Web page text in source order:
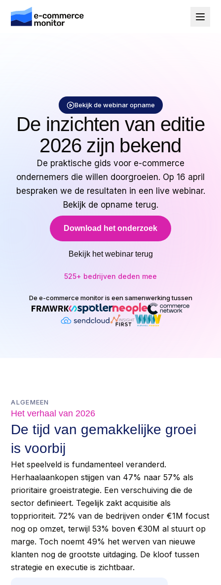
Bekijk de webinar opname
De inzichten van editie
2026 zijn bekend
De praktische gids voor e-commerce
ondernemers die willen doorgroeien. Op 16 april
bespraken we de resultaten in een live webinar.
Bekijk de opname terug.
Download het onderzoek
Bekijk het webinar terug
525+ bedrijven deden mee
De e-commerce monitor is een samenwerking tussen
ALGEMEEN
Het verhaal van 2026
De tijd van gemakkelijke groei
is voorbij
Het speelveld is fundamenteel veranderd.
Herhaalaankopen stijgen van 47% naar 57% als
prioritaire groeistrategie. Een verschuiving die de
sector definieert. Tegelijk zakt acquisitie als
topprioriteit. 72% van de bedrijven onder €1M focust
nog op omzet, terwijl 53% boven €30M al stuurt op
marge. Toch noemt 49% het werven van nieuwe
klanten nog de grootste uitdaging. De kloof tussen
strategie en executie is zichtbaar.